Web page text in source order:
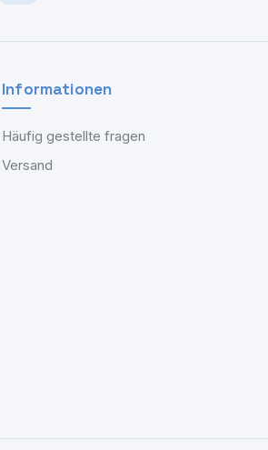
Informationen
Häufig gestellte fragen
Versand